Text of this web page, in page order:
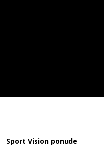
Sport Vision ponude